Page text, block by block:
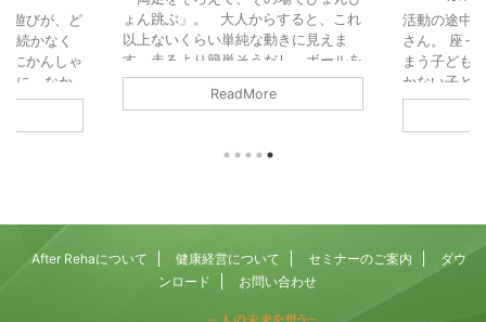
遊びが、ど
続かなく
にかんしゃ
に、なか
除機の音
も、毎日の
ごとです。
は別々の相
ょん跳ぶ」。 大人からすると、これ
以上ないくらい単純な動きに見えま
す。走るより簡単そうだし、ボールを
投げるより地味な動きと思われ鵜かも
しれません。 また「これができない
ん。 でも、運動の仕組みから見る
度でかみ合ってはじめて成立する動き
中でカラダを保つ ...
ReadMore
活動の途中
さん。 座っ
まう子ども
かない子ど
「注意」と
そうになる
乗っていま
After Rehaについて 健康経営について セミナーのご案内
ダウ
ンロード
お問い合わせ